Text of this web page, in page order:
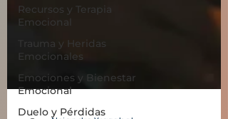
Recursos y Terapia
Emocional
Trauma y Heridas
Emocionales
Emociones y Bienestar
Emocional
Duelo y Pérdidas